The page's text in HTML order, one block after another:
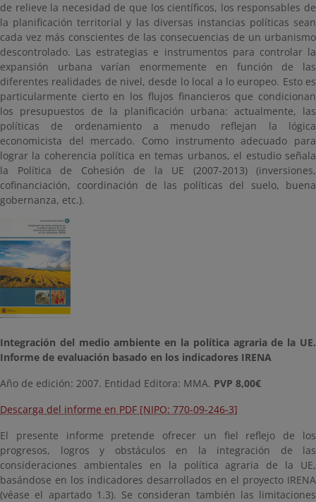
de relieve la necesidad de que los científicos, los responsables de
la planificación territorial y las diversas instancias políticas sean
cada vez más conscientes de las consecuencias de un urbanismo
descontrolado. Las estrategias e instrumentos para controlar la
expansión urbana varían enormemente en función de las
diferentes realidades de nivel, desde lo local a lo europeo. Esto es
particularmente cierto en los flujos financieros que condicionan
los presupuestos de la planificación urbana: actualmente, las
políticas de ordenamiento a menudo reflejan la lógica
economicista del mercado. Como instrumento adecuado para
lograr la coherencia política en temas urbanos, el estudio señala
la Política de Cohesión de la UE (2007-2013) (inversiones,
cofinanciación, coordinación de las políticas del suelo, buena
gobernanza, etc.).
Integración del medio ambiente en la política agraria de la UE.
Informe de evaluación basado en los indicadores IRENA
Año de edición: 2007. Entidad Editora: MMA. PVP 8,00€
Descarga del informe en PDF [NIPO: 770-09-246-3]
El presente informe pretende ofrecer un fiel reflejo de los
progresos, logros y obstáculos en la integración de las
consideraciones ambientales en la política agraria de la UE,
basándose en los indicadores desarrollados en el proyecto IRENA
(véase el apartado 1.3). Se consideran también las limitaciones